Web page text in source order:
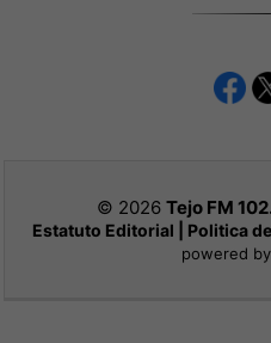
© 2026 Tejo FM
Estatuto Editorial Politica
powered by